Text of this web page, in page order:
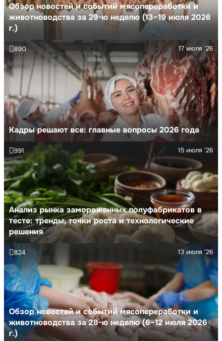
Обзор новостей и событий мясопереработки и
животноводства за 29-ю неделю (13–19 июля 2026
г.)
Кадры решают все: главные вопросы 2026 года
17 июля '26
890
Анализ рынка замороженных полуфабрикатов в
тесте: тренды, точки роста и технологические
решения
15 июля '26
991
Обзор новостей и событий мясопереработки и
животноводства за 28-ю неделю (6–12 июля 2026
г.)
13 июля '26
824